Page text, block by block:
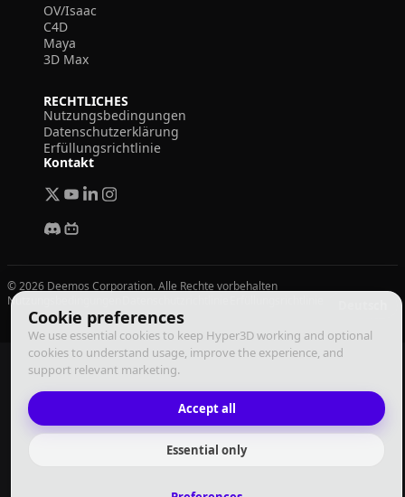
Cookie preferences
We use essential cookies to keep Hyper3D working and optional
cookies to understand usage, improve the experience, and
support relevant marketing.
Accept all
Essential only
OV/Isaac
C4D
Maya
3D Max
RECHTLICHES
Nutzungsbedingungen
Datenschutzerklärung
Erfüllungsrichtlinie
Kontakt
© 2026 Deemos Corporation. Alle Rechte vorbehalten
Nutzungsbedingungen